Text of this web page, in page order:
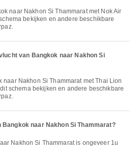
bekijken en andere beschikbare
van Bangkok naar Nakhon Si
schema bekijken en andere beschikbare
Bangkok naar Nakhon Si Thammarat?